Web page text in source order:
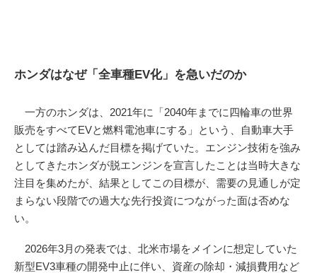
ホンダはなぜ「全車種EV化」を急いだのか
一方のホンダは、2021年に「2040年までに四輪車の世界
販売をすべてEVと燃料電池車にする」という、自動車大手
としては踏み込んだ目標を掲げていた。エンジン技術を強み
としてきたホンダが脱エンジンを宣言したことは当時大きな
注目を集めたが、結果としてこの目標が、需要の見通しが定
まらない段階での過大な先行投資につながった面は否めな
い。
2026年3月の発表では、北米市場をメインに想定していた
新型EV3車種の開発中止に伴い、資産の除却・減損費用など